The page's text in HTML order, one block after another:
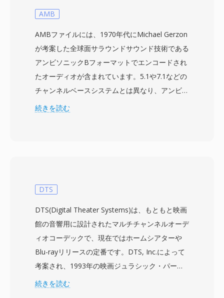
AMB
AMBファイルには、1970年代にMichael Gerzon
が考案した全球面サラウンドサウンド技術である
アンビソニックBフォーマットでエンコードされ
たオーディオが含まれています。5.1や7.1などの
チャンネルベースシステムとは異なり、アンビソ
ニクスは球面調和関数を使用して完全な3次元音
デコードできます。AMBファイルは通常、非圧
どのツールで処理されます。中核的な利点は空間
的な柔軟性です — クリエイターは1つのマスタ
ーファイルを作成するだけで、ステレオ、サラウ
ンド、イマーシブ再生に適応できます。また、こ
の形式は優雅にスケールします。高次アンビソニ
クスは同じ数学的フレームワーク上でチャンネル
続きを読む
DTS
DTS(Digital Theater Systems)は、もともと映画
館の音響用に設計されたマルチチャンネルオーデ
ィオコーデックで、現在ではホームシアターや
Blu-rayリリースの定番です。DTS, Inc.によって
考案され、1993年の映画ジュラシック・パーク
と共に初めて劇場公開されたこの技術は、通常
続きを読む